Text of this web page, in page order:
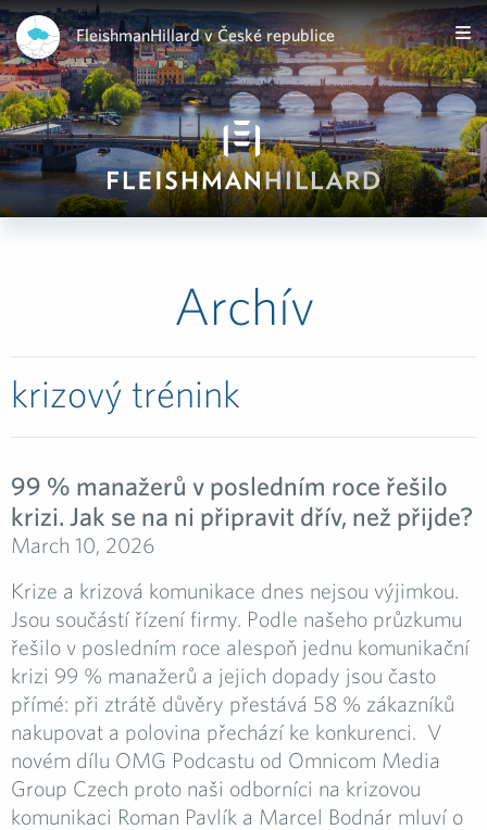
FleishmanHillard v České republice
Archív
krizový trénink
99 % manažerů v posledním roce řešilo
krizi. Jak se na ni připravit dřív, než přijde?
March 10, 2026
Krize a krizová komunikace dnes nejsou výjimkou.
Jsou součástí řízení firmy. Podle našeho průzkumu
řešilo v posledním roce alespoň jednu komunikační
krizi 99 % manažerů a jejich dopady jsou často
přímé: při ztrátě důvěry přestává 58 % zákazníků
nakupovat a polovina přechází ke konkurenci. V
novém dílu OMG Podcastu od Omnicom Media
Group Czech proto naši odborníci na krizovou
komunikaci Roman Pavlík a Marcel Bodnár mluví o